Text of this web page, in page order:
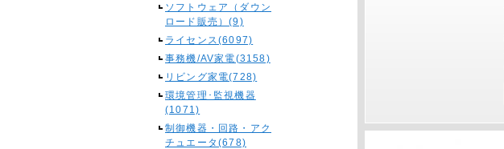
ソフトウェア（ダウン
ロード販売）(9)
ライセンス(6097)
事務機/AV家電(3158)
リビング家電(728)
環境管理･監視機器
(1071)
制御機器・回路・アク
チュエータ(678)